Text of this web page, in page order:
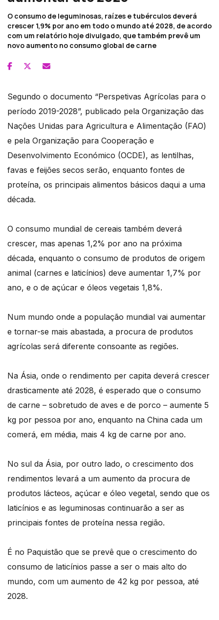
O consumo de leguminosas, raízes e tubérculos deverá
crescer 1,9% por ano em todo o mundo até 2028, de acordo
com um relatório hoje divulgado, que também prevê um
novo aumento no consumo global de carne
Segundo o documento “Perspetivas Agrícolas para o
período 2019-2028”, publicado pela Organização das
Nações Unidas para Agricultura e Alimentação (FAO)
e pela Organização para Cooperação e
Desenvolvimento Económico (OCDE), as lentilhas,
favas e feijões secos serão, enquanto fontes de
proteína, os principais alimentos básicos daqui a uma
década.
O consumo mundial de cereais também deverá
crescer, mas apenas 1,2% por ano na próxima
década, enquanto o consumo de produtos de origem
animal (carnes e laticínios) deve aumentar 1,7% por
ano, e o de açúcar e óleos vegetais 1,8%.
Num mundo onde a população mundial vai aumentar
e tornar-se mais abastada, a procura de produtos
agrícolas será diferente consoante as regiões.
Na Ásia, onde o rendimento per capita deverá crescer
drasticamente até 2028, é esperado que o consumo
de carne – sobretudo de aves e de porco – aumente 5
kg por pessoa por ano, enquanto na China cada um
comerá, em média, mais 4 kg de carne por ano.
No sul da Ásia, por outro lado, o crescimento dos
rendimentos levará a um aumento da procura de
produtos lácteos, açúcar e óleo vegetal, sendo que os
laticínios e as leguminosas continuarão a ser as
principais fontes de proteína nessa região.
É no Paquistão que se prevê que o crescimento do
consumo de laticínios passe a ser o mais alto do
mundo, com um aumento de 42 kg por pessoa, até
2028.